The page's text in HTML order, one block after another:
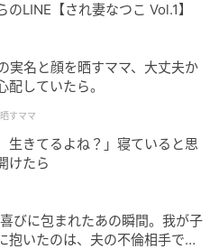
のLINE【され妻なつこ Vol.1】
名と顔を晒すママ、大丈夫か
配していたら。
すママ
きてるよね？」寝ていると思
けたら
に包まれたあの瞬間。我が子
抱いたのは、夫の不倫相手でし